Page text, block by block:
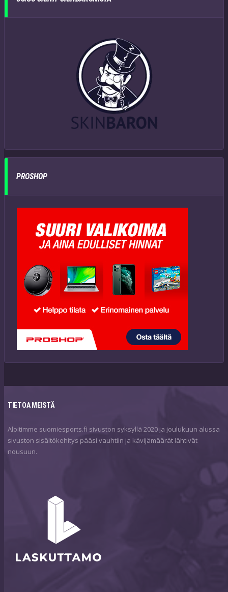
PROSHOP
TIETOA MEISTÄ
Aloitimme suomiesports.fi sivuston syksyllä 2020 ja joulukuun alussa
sivuston sisältökehitys pääsi vauhtiin ja kävijämäärät lähtivät
nousuun.